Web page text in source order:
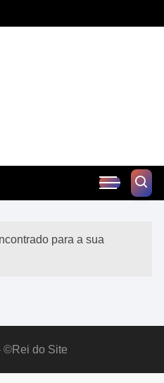
para a sua
©Rei do Site